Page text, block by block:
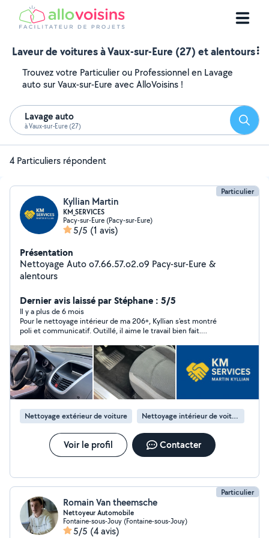
Laveur de voitures à Vaux-sur-Eure (27) et alentours
Trouvez votre Particulier ou Professionnel en Lavage
auto sur Vaux-sur-Eure avec AlloVoisins !
Lavage auto
à Vaux-sur-Eure (27)
4 Particuliers répondent
Particulier
Kyllian Martin
KM_SERVICES
Pacy-sur-Eure (Pacy-sur-Eure)
5/5 (1 avis)
Présentation
Nettoyage Auto o7.66.57.o2.o9 Pacy-sur-Eure &
alentours
Dernier avis laissé par Stéphane : 5/5
Il y a plus de 6 mois
Pour le nettoyage intérieur de ma 206+, Kyllian s'est montré
poli et communicatif. Outillé, il aime le travail bien fait.
Nettoyage extérieur de voiture Nettoyage intérieur de voiture
Voir le profil Contacter
Particulier
Romain Van theemsche
Nettoyeur Automobile
Fontaine-sous-Jouy (Fontaine-sous-Jouy)
5/5 (4 avis)